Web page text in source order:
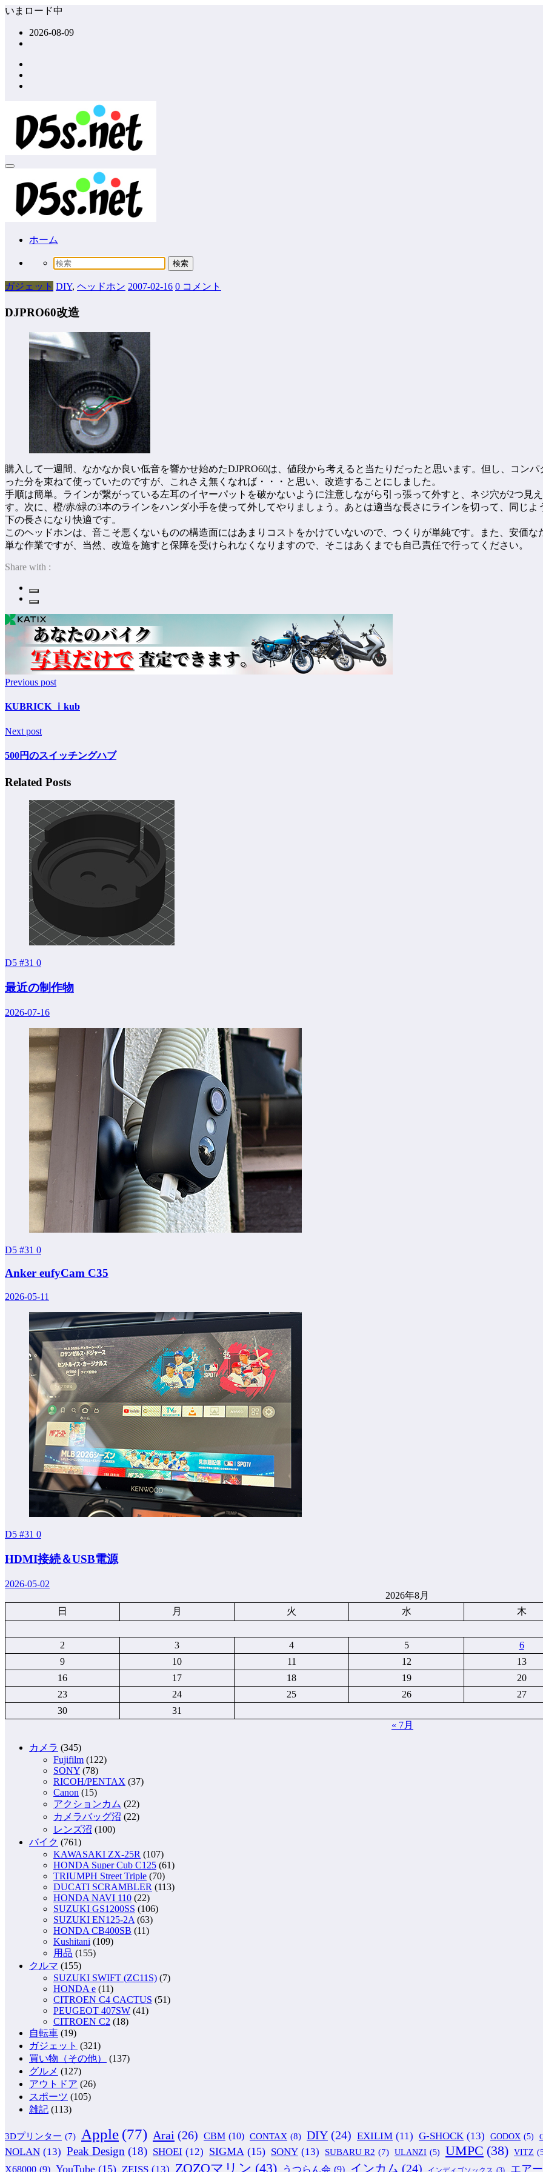
コ
いまロード中
2026-08-09
ホーム
ガジェット DIY, ヘッドホン 2007-02-16 0 コメント
DJPRO60改造
購入して一週間、なかなか良い低音を響かせ始めたDJPRO60は、値段から考えると当たりだったと思います。但し、コン
った分を束ねて使っていたのですが、これさえ無くなれば・・・と思い、改造することにしました。
手順は簡単。ラインが繋がっている左耳のイヤーパットを破かないように注意しながら引っ張って外すと、ネジ穴が2つ見
す。次に、橙/赤/緑の3本のラインをハンダ小手を使って外してやりましょう。あとは適当な長さにラインを切って、同じ
下の長さになり快適です。
このヘッドホンは、音こそ悪くないものの構造面にはあまりコストをかけていないので、つくりが単純です。また、安価
単な作業ですが、当然、改造を施すと保障を受けられなくなりますので、そこはあくまでも自己責任で行ってください。
Share with :
Previous post
KUBRICK ｉkub
Next post
500円のスイッチングハブ
Related Posts
D5 #31 0
最近の制作物
2026-07-16
D5 #31 0
Anker eufyCam C35
2026-05-11
D5 #31 0
HDMI接続＆USB電源
2026-05-02
2026年8月
日
月 火 水 木
2
3 4 5 6
9
10 11 12 13
16
17 18 19 20
23
24 25 26 27
30
31
« 7月
カメラ (345)
Fujifilm (122)
SONY (78)
RICOH/PENTAX (37)
Canon (15)
アクションカム (22)
カメラバッグ沼 (22)
レンズ沼 (100)
バイク (761)
KAWASAKI ZX-25R (107)
HONDA Super Cub C125 (61)
TRIUMPH Street Triple (70)
DUCATI SCRAMBLER (113)
HONDA NAVI 110 (22)
SUZUKI GS1200SS (106)
SUZUKI EN125-2A (63)
HONDA CB400SB (11)
Kushitani (109)
用品 (155)
クルマ (155)
SUZUKI SWIFT (ZC11S) (7)
HONDA e (11)
CITROEN C4 CACTUS (51)
PEUGEOT 407SW (41)
CITROEN C2 (18)
自転車 (19)
ガジェット (321)
買い物（その他）
(137)
グルメ (127)
アウトドア (26)
スポーツ (105)
雑記 (113)
3Dプリンター (7) Apple (77) Arai (26) CBM (10) CONTAX (8) DIY (24) EXILIM (11) G-SHOCK (13) GODOX (5)
NOLAN (13) Peak Design (18) SHOEI (12) SIGMA (15) SONY (13) SUBARU R2 (7) ULANZI (5) UMPC (38) VITZ
X68000 (9) YouTube (15) ZEISS (13) ZOZOマリン (43) うつらん会 (9) インカム (24) インディゴソックス (3) エア